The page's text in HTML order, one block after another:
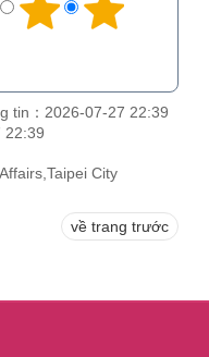
tin：2026-07-27 22:39
22:39
City
về trang trước